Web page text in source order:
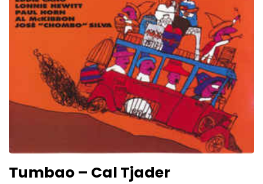
Tumbao – Cal Tjader